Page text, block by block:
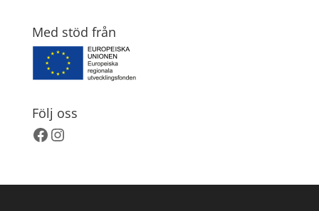
Med stöd från
Följ oss
Facebook
Instagram